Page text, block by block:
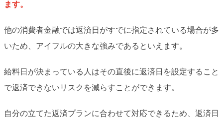
ます。
他の消費者金融では返済日がすでに指定されている場合が多
いため、アイフルの大きな強みであるといえます。
給料日が決まっている人はその直後に返済日を設定すること
で返済できないリスクを減らすことができます。
自分の立てた返済プランに合わせて対応できるため、返済日